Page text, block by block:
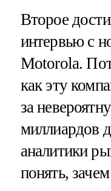
Второе
интервью с
Motorola.
как эту
за
миллиардов
аналитики
понять,